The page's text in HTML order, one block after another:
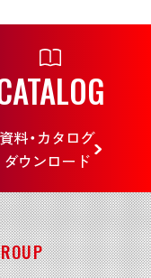
資料・カタログ
ダウンロード